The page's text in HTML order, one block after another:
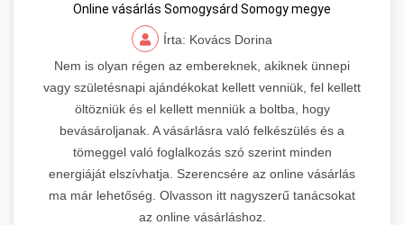
Online vásárlás Somogysárd Somogy megye
Írta: Kovács Dorina
Nem is olyan régen az embereknek, akiknek ünnepi
vagy születésnapi ajándékokat kellett venniük, fel kellett
öltözniük és el kellett menniük a boltba, hogy
bevásároljanak. A vásárlásra való felkészülés és a
tömeggel való foglalkozás szó szerint minden
energiáját elszívhatja. Szerencsére az online vásárlás
ma már lehetőség. Olvasson itt nagyszerű tanácsokat
az online vásárláshoz.